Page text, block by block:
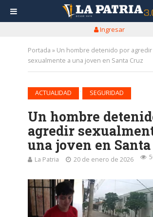
Ingresar
Portada » Un hombre detenido por agredir
sexualmente a una joven en Santa Cruz
ACTUALIDAD SEGURIDAD
Un hombre
agredir
una joven en
La Patria 20 de enero de 2026